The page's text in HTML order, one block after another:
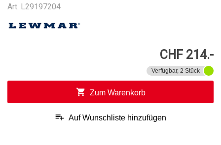
Art. L29197204
CHF 214.-
Verfügbar, 2 Stück
shopping_cart Zum Warenkorb
playlist_add Auf Wunschliste hinzufügen